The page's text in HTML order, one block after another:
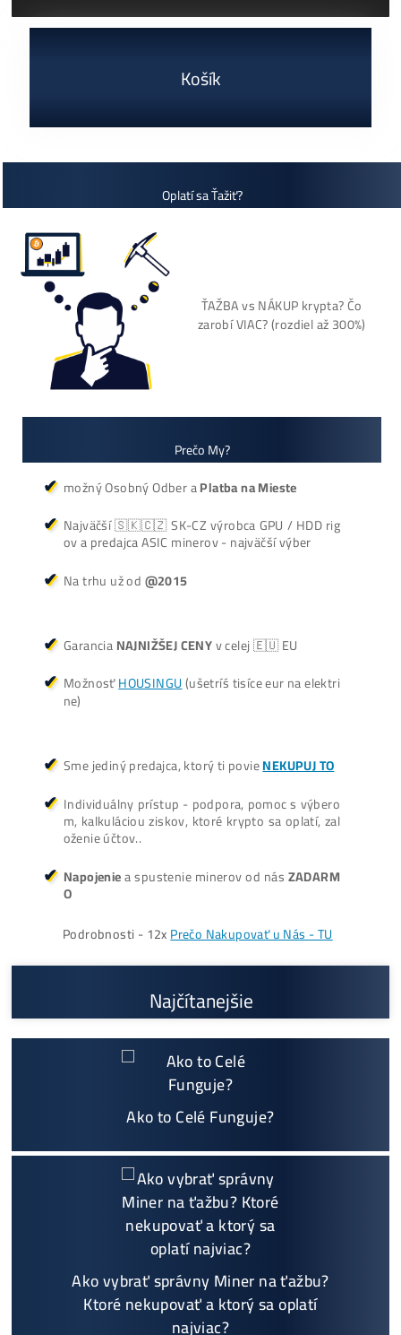
03/08/2026
+420 704 736 656
Košík
Oplatí sa Ťažiť?
ŤAŽBA vs NÁKUP krypta?
zarobí VIAC? (rozdiel až
Prečo My?
Najväčší 🇸🇰🇨🇿 SK-CZ výrobca GPU / HDD rig
ov a predajca ASIC minerov - najväčší výber
@2015
GaranciaNAJNIŽŠEJ CENYv celej 🇪🇺 EU
MožnosťHOUSINGU(ušetríś tisíce eur na elektri
Sme jediný predajca, ktorý ti povieNEKUPUJ TO